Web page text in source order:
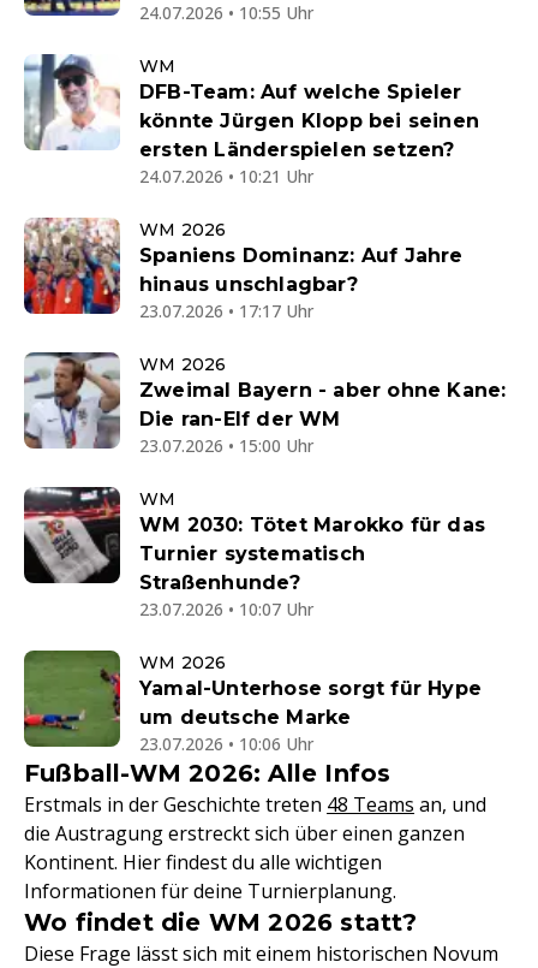
24.07.2026 • 10:55 Uhr
WM
DFB-Team: Auf welche Spieler
könnte Jürgen Klopp bei seinen
ersten Länderspielen setzen?
24.07.2026 • 10:21 Uhr
WM 2026
Spaniens Dominanz: Auf Jahre
hinaus unschlagbar?
23.07.2026 • 17:17 Uhr
WM 2026
Zweimal Bayern - aber ohne Kane:
Die ran-Elf der WM
23.07.2026 • 15:00 Uhr
WM
WM 2030: Tötet Marokko für das
Turnier systematisch
Straßenhunde?
23.07.2026 • 10:07 Uhr
WM 2026
Yamal-Unterhose sorgt für Hype
um deutsche Marke
23.07.2026 • 10:06 Uhr
Fußball-WM 2026: Alle Infos
Erstmals in der Geschichte treten 48 Teams an, und
die Austragung erstreckt sich über einen ganzen
Kontinent. Hier findest du alle wichtigen
Informationen für deine Turnierplanung.
Wo findet die WM 2026 statt?
Diese Frage lässt sich mit einem historischen Novum